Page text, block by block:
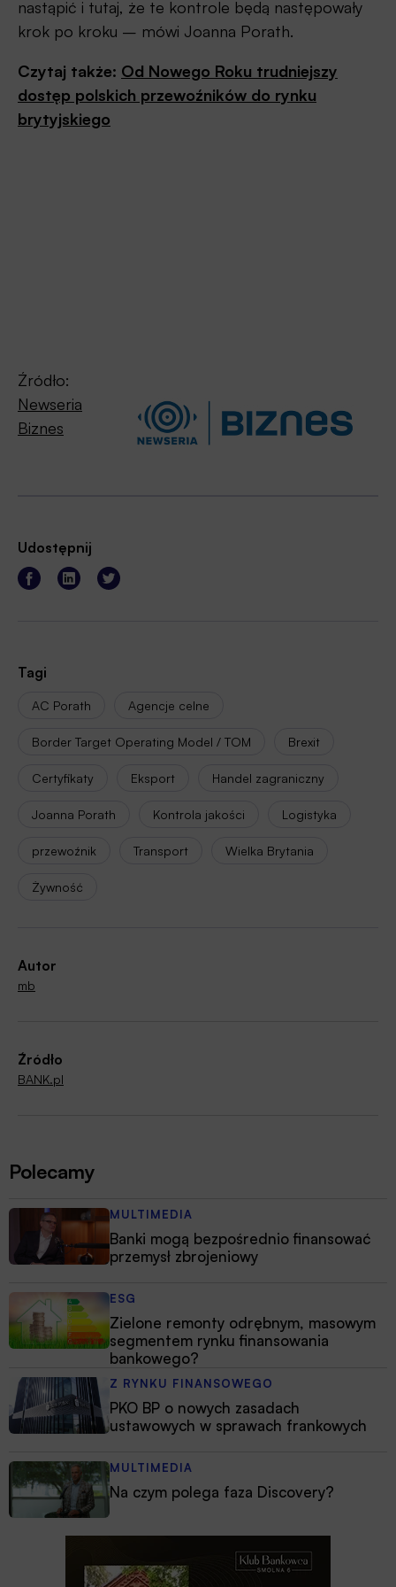
nastąpić i tutaj, że te kontrole będą następowały
krok po kroku – mówi Joanna Porath.
Czytaj także: Od Nowego Roku trudniejszy
dostęp polskich przewoźników do rynku
brytyjskiego
Źródło:
Newseria
Biznes
Udostępnij
Tagi
AC Porath Agencje celne
Border Target Operating Model / TOM Brexit
Certyfikaty Eksport Handel zagraniczny
Joanna Porath Kontrola jakości Logistyka
przewoźnik Transport Wielka Brytania
Żywność
Autor
mb
Źródło
BANK.pl
Polecamy
MULTIMEDIA
Banki mogą bezpośrednio finansować
przemysł zbrojeniowy
ESG
Zielone remonty odrębnym, masowym
segmentem rynku finansowania
bankowego?
Z RYNKU FINANSOWEGO
PKO BP o nowych zasadach
ustawowych w sprawach frankowych
MULTIMEDIA
Na czym polega faza Discovery?